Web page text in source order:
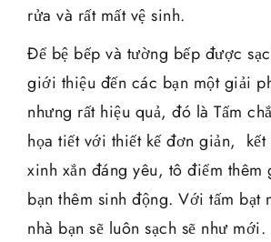
rửa và rất mất vệ sinh.
Để bệ bếp và tường bếp được
giới thiệu đến các bạn một giải
nhưng rất hiệu quả, đó là Tấm
họa tiết với thiết kế đơn giản, kết
xinh xắn đáng yêu, tô điểm thêm
bạn thêm sinh động. Với tấm bạt
nhà bạn sẽ luôn sạch sẽ như mới.